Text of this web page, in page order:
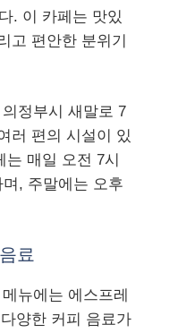
. 이 카페는 맛있
고 편안한 분위기
정부시 새말로 7
러 편의 시설이 있
는 매일 오전 7시
, 주말에는 오후
료
뉴에는 에스프레
양한 커피 음료가